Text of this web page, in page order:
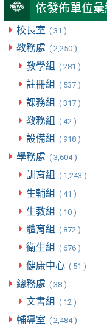
依發佈單位彙
校長室 ( 31 )
教務處 ( 2,250 )
教學組 ( 281 )
註冊組 ( 537 )
課務組 ( 317 )
教務組 ( 42 )
設備組 ( 918 )
學務處 ( 3,604 )
訓育組 ( 1,243 )
生輔組 ( 41 )
生教組 ( 10 )
體育組 ( 872 )
衛生組 ( 676 )
健康中心 ( 51 )
總務處 ( 38 )
文書組 ( 12 )
輔導室 ( 2,484 )